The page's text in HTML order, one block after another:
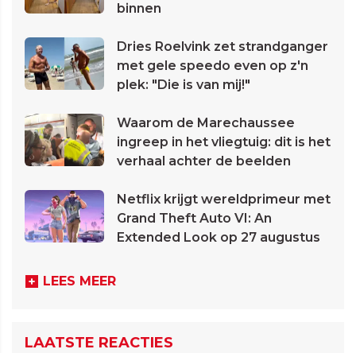
binnen
Dries Roelvink zet strandganger
met gele speedo even op z'n
plek: "Die is van mij!"
Waarom de Marechaussee
ingreep in het vliegtuig: dit is het
verhaal achter de beelden
Netflix krijgt wereldprimeur met
Grand Theft Auto VI: An
Extended Look op 27 augustus
LEES MEER
LAATSTE REACTIES